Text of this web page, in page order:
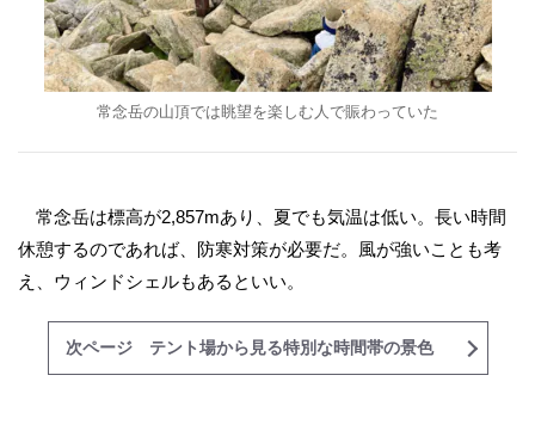
常念岳の山頂では眺望を楽しむ人で賑わっていた
常念岳は標高が2,857mあり、夏でも気温は低い。長い時間
休憩するのであれば、防寒対策が必要だ。風が強いことも考
え、ウィンドシェルもあるといい。
次ページ テント場から見る特別な時間帯の景色